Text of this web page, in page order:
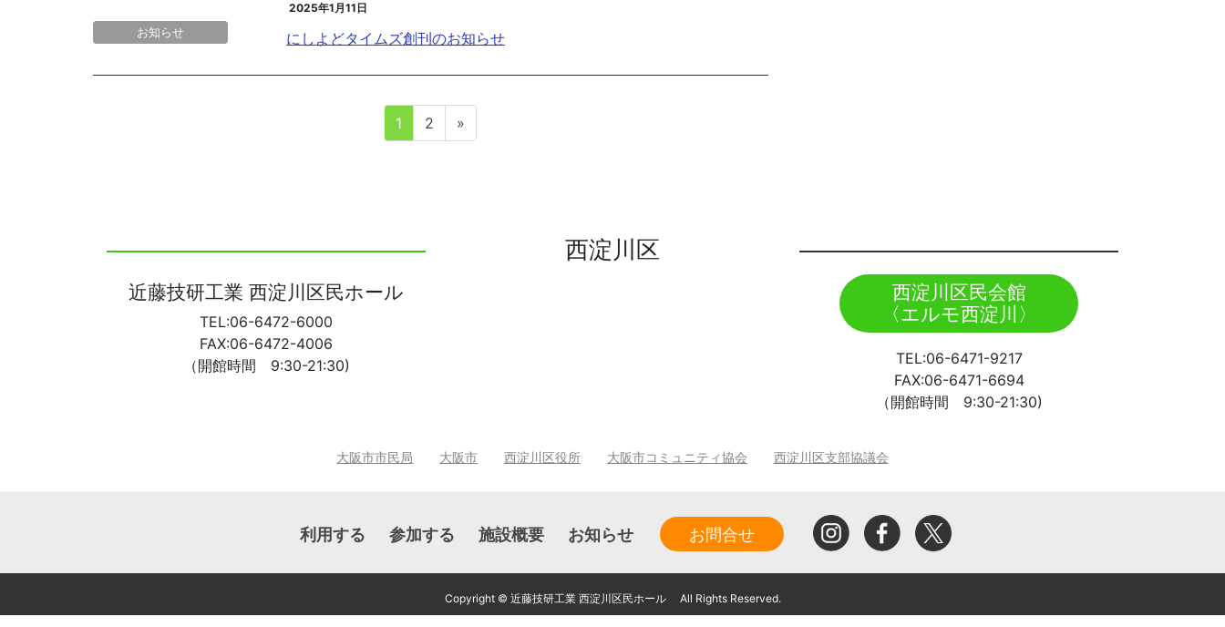
お知らせ
2025年1月11日
にしよどタイムズ創刊のお知らせ
ゲ
固
定
1
固
定
2 »
近藤技研工業 西淀川区民ホール
TEL:06-6472-6000
FAX:06-6472-4006
（開館時間 9:30-21:30)
西淀川区
西淀川区民会館
〈エルモ西淀川〉
TEL:06-6471-9217
FAX:06-6471-6694
（開館時間 9:30-21:30)
大阪市市民局 大阪市 西淀川区役所 大阪市コミュニティ協会 西淀川区支部協議会
利用する 参加する 施設概要 お知らせ お問合せ
Copyright © 近藤技研工業 西淀川区民ホール All Rights Reserved.